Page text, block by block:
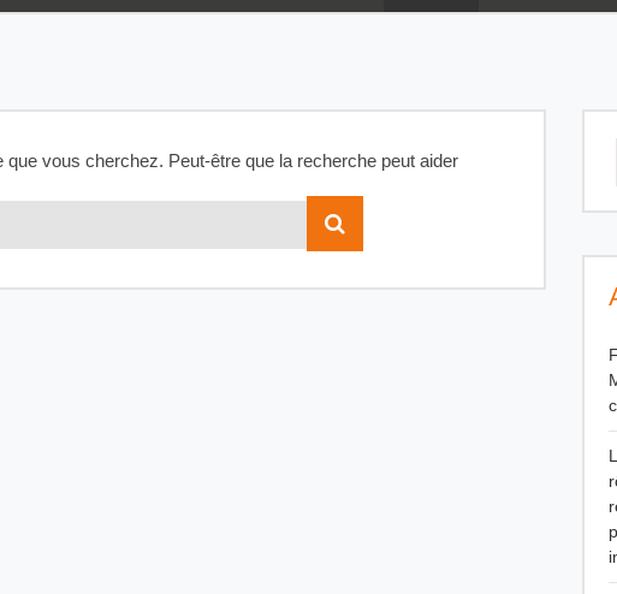
vous cherchez. Peut-être que la recherche peut aider